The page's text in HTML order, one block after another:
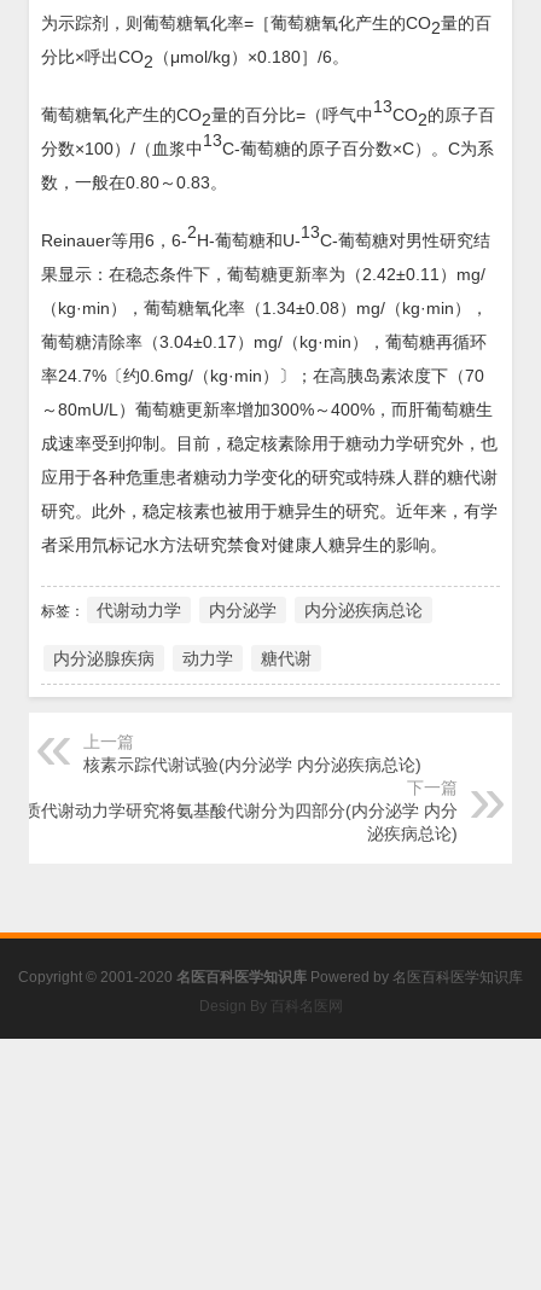
为示踪剂，则葡萄糖氧化率=［葡萄糖氧化产生的CO2量的百
分比×呼出CO2 （μmol/kg）×0.180］/6。
葡萄糖氧化产生的CO2量的百分比=（呼气中13CO2的原子百
分数×100）/（血浆中13C-葡萄糖的原子百分数×C）。C为系
数，一般在0.80～0.83。
Reinauer等用6，6-2H-葡萄糖和U-13C-葡萄糖对男性研究结
果显示：在稳态条件下，葡萄糖更新率为（2.42±0.11）mg/
（kg·min），葡萄糖氧化率（1.34±0.08）mg/（kg·min），
葡萄糖清除率（3.04±0.17）mg/（kg·min），葡萄糖再循环
率24.7%〔约0.6mg/（kg·min）〕；在高胰岛素浓度下（70
～80mU/L）葡萄糖更新率增加300%～400%，而肝葡萄糖生
成速率受到抑制。目前，稳定核素除用于糖动力学研究外，也
应用于各种危重患者糖动力学变化的研究或特殊人群的糖代谢
研究。此外，稳定核素也被用于糖异生的研究。近年来，有学
者采用氘标记水方法研究禁食对健康人糖异生的影响。
标签： 代谢动力学 内分泌学 内分泌疾病总论
内分泌腺疾病 动力学 糖代谢
上一篇
核素示踪代谢试验(内分泌学 内分泌疾病总论)
下一篇
白质代谢动力学研究将氨基酸代谢分为四部分(内分泌学 内分
泌疾病总论)
Copyright © 2001-2020 名医百科医学知识库 Powered by 名医百科医学知识库
Design By 百科名医网